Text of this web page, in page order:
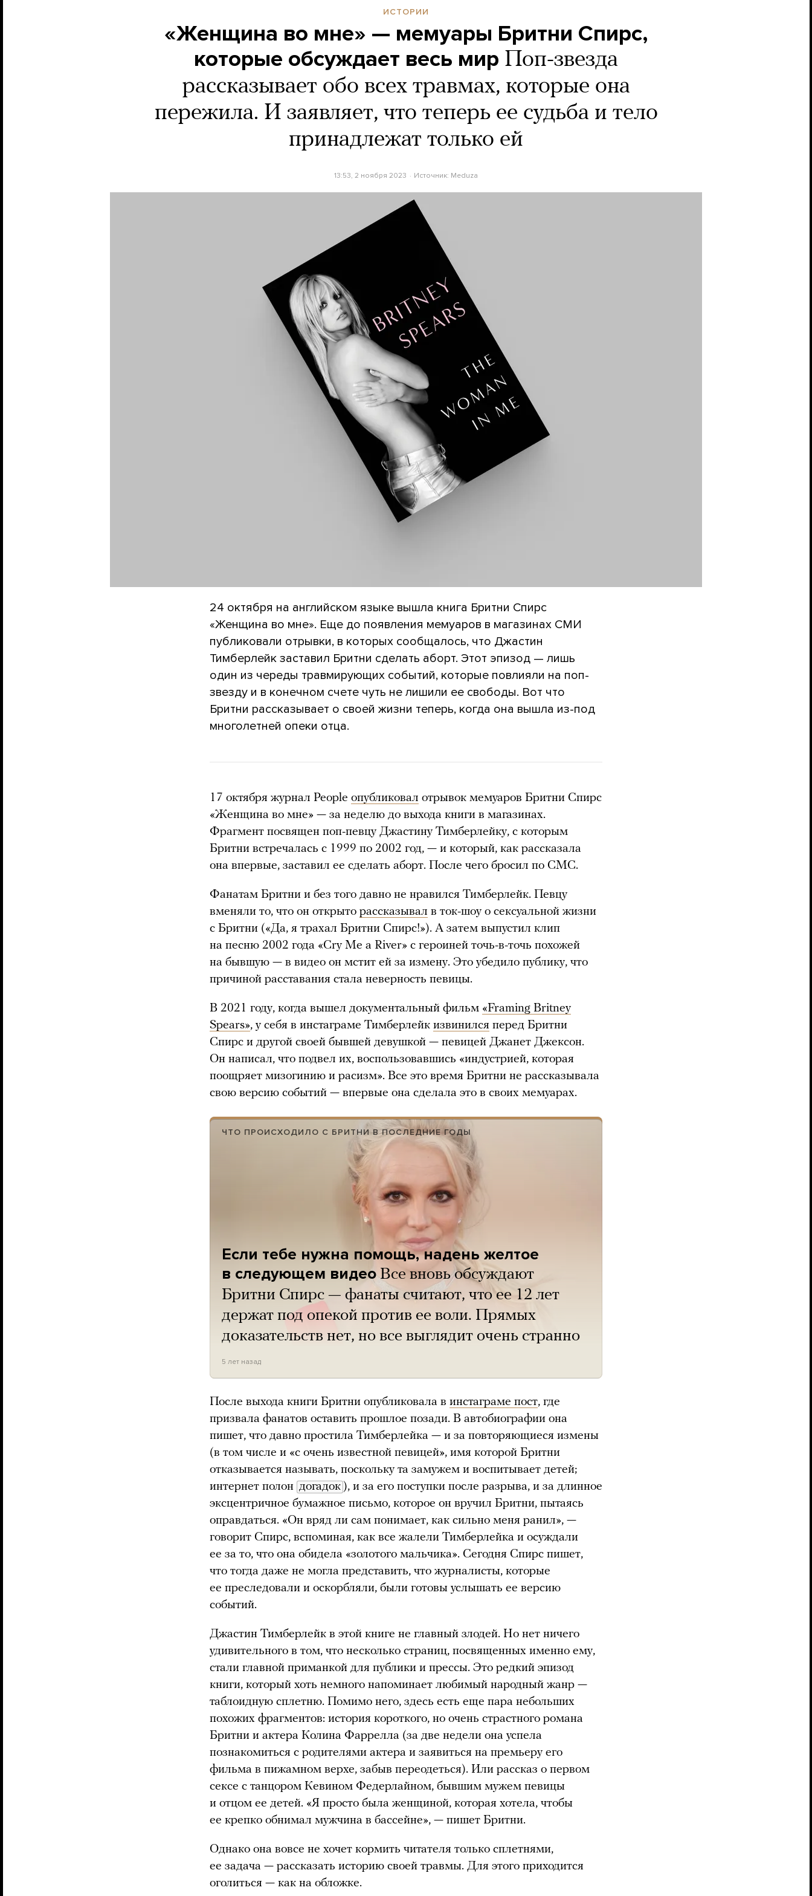
ИСТОРИИ
«Женщина во мне» — мемуары Бритни Спирс,
которые обсуждает весь мир Поп-звезда
рассказывает обо всех травмах, которые она
пережила. И заявляет, что теперь ее судьба и тело
принадлежат только ей
13:53, 2 ноября 2023 Источник: Meduza
24 октября на английском языке вышла книга Бритни Спирс
«Женщина во мне». Еще до появления мемуаров в магазинах СМИ
публиковали отрывки, в которых сообщалось, что Джастин
Тимберлейк заставил Бритни сделать аборт. Этот эпизод — лишь
один из череды травмирующих событий, которые повлияли на поп-
звезду и в конечном счете чуть не лишили ее свободы. Вот что
Бритни рассказывает о своей жизни теперь, когда она вышла из-под
многолетней опеки отца.
17 октября журнал People опубликовал отрывок мемуаров Бритни Спирс
«Женщина во мне» — за неделю до выхода книги в магазинах.
Фрагмент посвящен поп-певцу Джастину Тимберлейку, с которым
Бритни встречалась с 1999 по 2002 год, — и который, как рассказала
она впервые, заставил ее сделать аборт. После чего бросил по СМС.
Фанатам Бритни и без того давно не нравился Тимберлейк. Певцу
вменяли то, что он открыто рассказывал в ток-шоу о сексуальной жизни
с Бритни («Да, я трахал Бритни Спирс!»). А затем выпустил клип
на песню 2002 года «Cry Me a River» с героиней точь-в-точь похожей
на бывшую — в видео он мстит ей за измену. Это убедило публику, что
причиной расставания стала неверность певицы.
В 2021 году, когда вышел документальный фильм «Framing Britney
Spears», у себя в инстаграме Тимберлейк извинился перед Бритни
Спирс и другой своей бывшей девушкой — певицей Джанет Джексон.
Он написал, что подвел их, воспользовавшись «индустрией, которая
поощряет мизогинию и расизм». Все это время Бритни не рассказывала
свою версию событий — впервые она сделала это в своих мемуарах.
ЧТО ПРОИСХОДИЛО С БРИТНИ В ПОСЛЕДНИЕ ГОДЫ
Если тебе нужна помощь, надень желтое
в следующем видео Все вновь обсуждают
Бритни Спирс — фанаты считают, что ее 12 лет
держат под опекой против ее воли. Прямых
доказательств нет, но все выглядит очень странно
5 лет назад
После выхода книги Бритни опубликовала в инстаграме пост, где
призвала фанатов оставить прошлое позади. В автобиографии она
пишет, что давно простила Тимберлейка — и за повторяющиеся измены
(в том числе и «с очень известной певицей», имя которой Бритни
отказывается называть, поскольку та замужем и воспитывает детей;
интернет полон догадок ), и за его поступки после разрыва, и за длинное
эксцентричное бумажное письмо, которое он вручил Бритни, пытаясь
оправдаться. «Он вряд ли сам понимает, как сильно меня ранил», —
говорит Спирс, вспоминая, как все жалели Тимберлейка и осуждали
ее за то, что она обидела «золотого мальчика». Сегодня Спирс пишет,
что тогда даже не могла представить, что журналисты, которые
ее преследовали и оскорбляли, были готовы услышать ее версию
событий.
Джастин Тимберлейк в этой книге не главный злодей. Но нет ничего
удивительного в том, что несколько страниц, посвященных именно ему,
стали главной приманкой для публики и прессы. Это редкий эпизод
книги, который хоть немного напоминает любимый народный жанр —
таблоидную сплетню. Помимо него, здесь есть еще пара небольших
похожих фрагментов: история короткого, но очень страстного романа
Бритни и актера Колина Фаррелла (за две недели она успела
познакомиться с родителями актера и заявиться на премьеру его
фильма в пижамном верхе, забыв переодеться). Или рассказ о первом
сексе с танцором Кевином Федерлайном, бывшим мужем певицы
и отцом ее детей. «Я просто была женщиной, которая хотела, чтобы
ее крепко обнимал мужчина в бассейне», — пишет Бритни.
Однако она вовсе не хочет кормить читателя только сплетнями,
ее задача — рассказать историю своей травмы. Для этого приходится
оголиться — как на обложке.